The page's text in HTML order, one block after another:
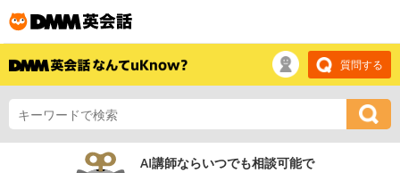
質問する
AI講師ならいつでも相談可能で